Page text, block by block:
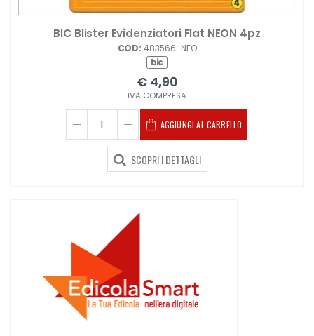
BIC Blister Evidenziatori Flat NEON 4pz
COD: 483566-NEO
bic
€ 4,90
IVA COMPRESA
AGGIUNGI AL CARRELLO
SCOPRI I DETTAGLI